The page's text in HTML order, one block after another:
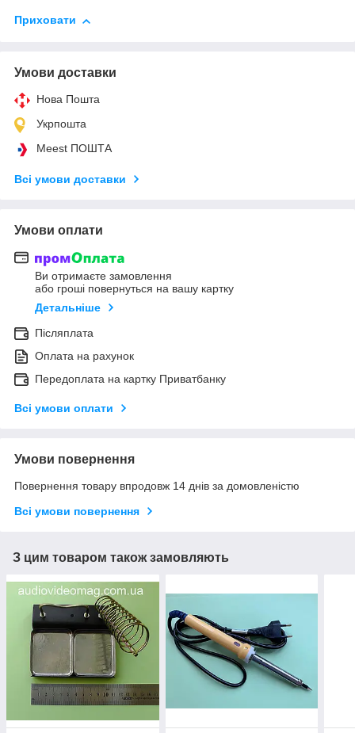
Приховати
Умови доставки
Нова Пошта
Укрпошта
Meest ПОШТА
Всі умови доставки
Умови оплати
Ви отримаєте замовлення
або гроші повернуться на вашу картку
Детальніше
Післяплата
Оплата на рахунок
Передоплата на картку Приватбанку
Всі умови оплати
Умови повернення
Повернення товару впродовж 14 днів за домовленістю
Всі умови повернення
З цим товаром також замовляють